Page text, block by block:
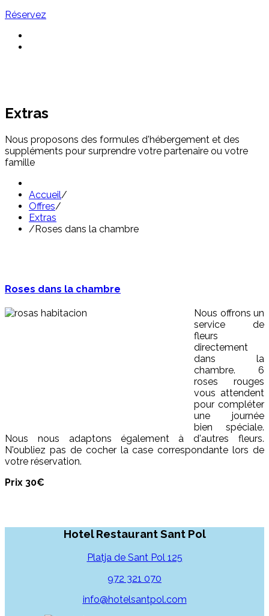
Réservez
Extras
Nous proposons des formules d'hébergement et des
suppléments pour surprendre votre partenaire ou votre
famille
Accueil/
Offres/
Extras
/Roses dans la chambre
Roses dans la chambre
Nous offrons un
service de
fleurs
directement
dans la
chambre. 6
roses rouges
vous attendent
pour compléter
une journée
bien spéciale.
Nous nous adaptons également à d'autres fleurs.
N'oubliez pas de cocher la case correspondante lors de
votre réservation.
Prix 30€
Hotel Restaurant Sant Pol
Platja de Sant Pol 125
972 321 070
info@hotelsantpol.com